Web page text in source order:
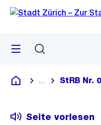
Navigation
Sprunglink
Menü
Deutsch
Blende alle
StRB Nr.
Seite vorlesen